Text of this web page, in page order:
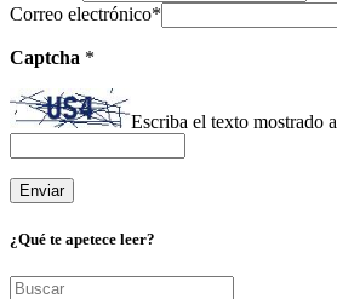
Correo electrónico*
Captcha *
Escriba el texto mostrado
¿Qué te apetece leer?